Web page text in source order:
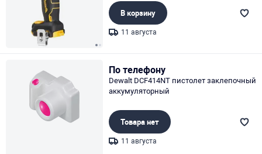
В корзину
11 августа
По телефону
Dewalt DCF414NT пистолет заклепочный
аккумуляторный
Товара нет
11 августа